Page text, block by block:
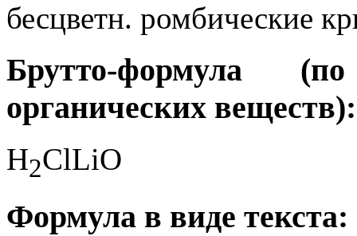
бесцветн. ромбические
Брутто-формула
органических веществ):
H2ClLiO
Формула в виде текста: